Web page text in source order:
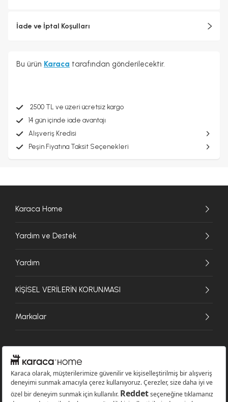
İade ve İptal Koşulları
Bu ürün Karaca tarafından gönderilecektir.
2500 TL ve üzeri ücretsiz kargo
14 gün içinde iade avantajı
Alışveriş Kredisi
Peşin Fiyatına Taksit Seçenekleri
Karaca Home
Yardım ve Destek
Yardım
KİŞİSEL VERİLERİN KORUNMASI
Markalar